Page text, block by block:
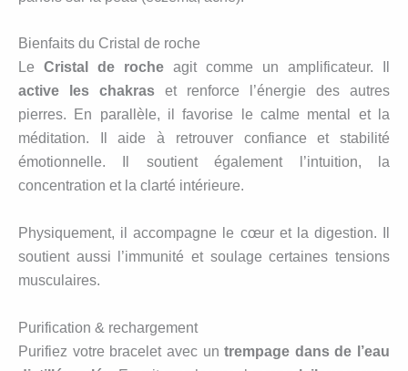
Bienfaits du Cristal de roche
Le Cristal de roche agit comme un amplificateur. Il
active les chakras et renforce l’énergie des autres
pierres. En parallèle, il favorise le calme mental et la
méditation. Il aide à retrouver confiance et stabilité
émotionnelle. Il soutient également l’intuition, la
concentration et la clarté intérieure.
Physiquement, il accompagne le cœur et la digestion. Il
soutient aussi l’immunité et soulage certaines tensions
musculaires.
Purification & rechargement
Purifiez votre bracelet avec untrempage dans de l’eau